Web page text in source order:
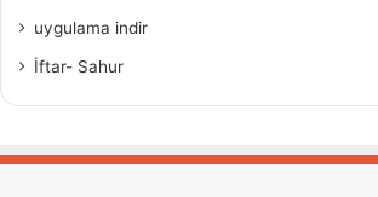
uygulama indir
İftar- Sahur